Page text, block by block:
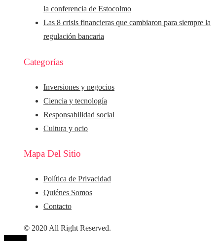
la conferencia de Estocolmo
Las 8 crisis financieras que cambiaron para siempre la
regulación bancaria
Categorías
Inversiones y negocios
Ciencia y tecnología
Responsabilidad social
Cultura y ocio
Mapa Del Sitio
Política de Privacidad
Quiénes Somos
Contacto
© 2020 All Right Reserved.